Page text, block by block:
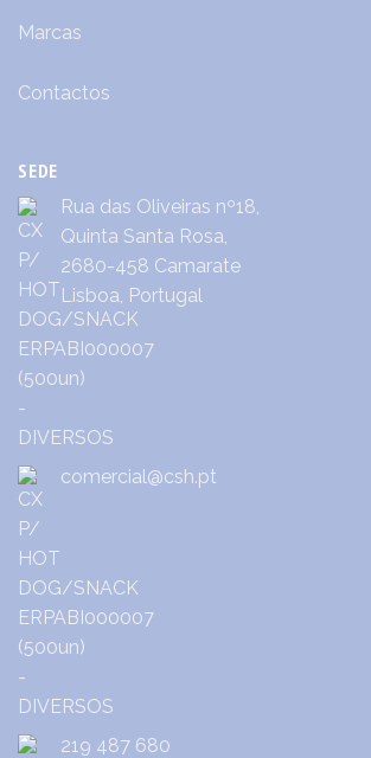
Marcas
Contactos
SEDE
Rua das Oliveiras nº18,
Quinta Santa Rosa,
2680-458 Camarate
Lisboa, Portugal
comercial@csh.pt
219 487 680